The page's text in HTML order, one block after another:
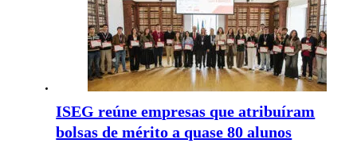
ISEG reúne empresas que atribuíram
bolsas de mérito a quase 80 alunos